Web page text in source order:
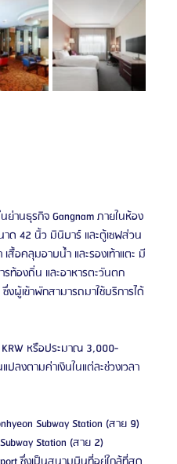
ย่านธุรกิจ Gangnam ภายในห้อง
ด 42 นิ้ว มินิบาร์ และตู้เซฟส่วน
อคลุมอาบน้ำ และรองเท้าแตะ มี
รท้องถิ่น และอาหารตะวันตก
งผู้เข้าพักสามารถมาใช้บริการได้
KRW หรือประมาณ 3,000-
ลงตามค่าเงินในแต่ละช่วงเวลา
Subway Station (สาย 9)
Station (สาย 2)